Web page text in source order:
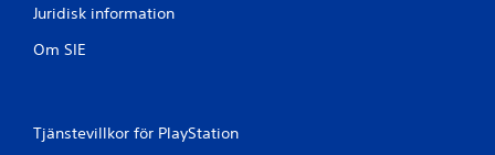
Juridisk information
Om SIE
Tjänstevillkor för PlayStation